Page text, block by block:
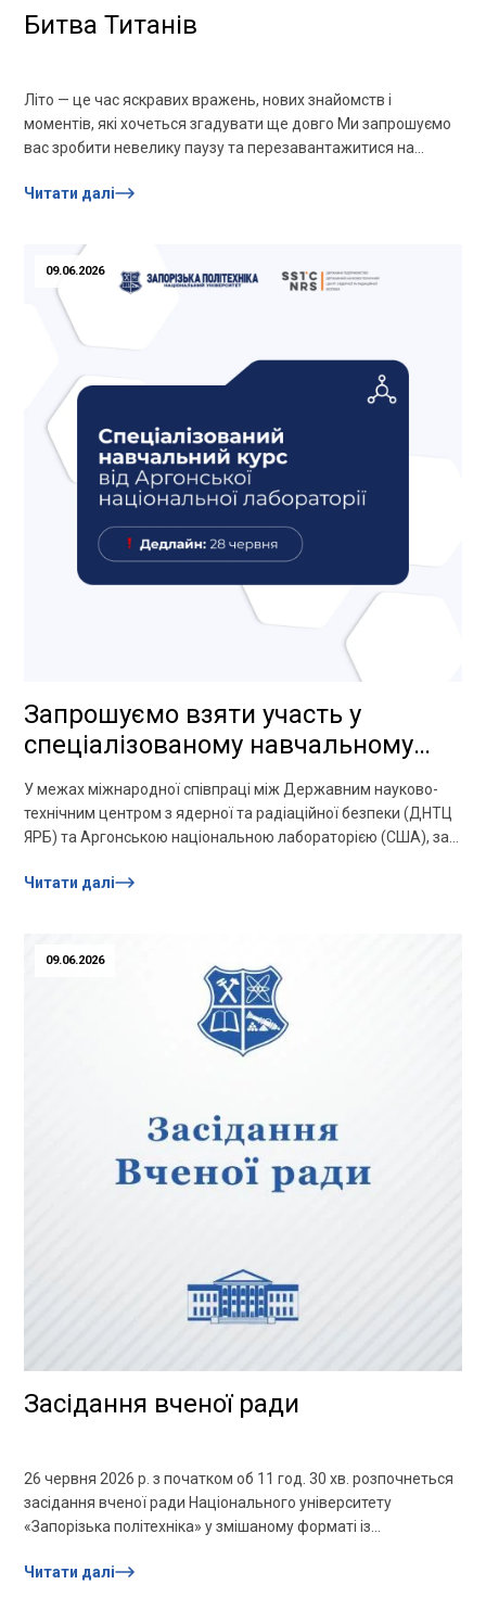
Битва Титанів
Літо — це час яскравих вражень, нових знайомств і
моментів, які хочеться згадувати ще довго Ми запрошуємо
вас зробити невелику паузу та перезавантажитися на
Читати далі
09.06.2026
Запрошуємо взяти участь у
спеціалізованому навчальному
курсі від Аргонської національної
лабораторії!
У межах міжнародної співпраці між Державним науково-
технічним центром з ядерної та радіаційної безпеки (ДНТЦ
ЯРБ) та Аргонською національною лабораторією (США), за
Читати далі
09.06.2026
Засідання вченої ради
26 червня 2026 р. з початком об 11 год. 30 хв. розпочнеться
засідання вченої ради Національного університету
«Запорізька політехніка» у змішаному форматі із
Читати далі